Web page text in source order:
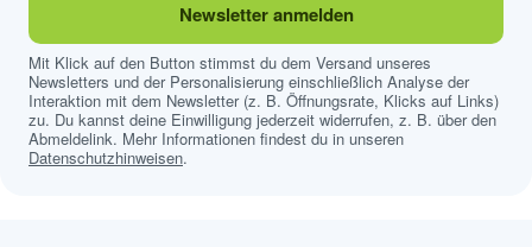
Newsletter anmelden
Mit Klick auf den Button stimmst du dem Versand unseres
Newsletters und der Personalisierung einschließlich Analyse der
Interaktion mit dem Newsletter (z. B. Öffnungsrate, Klicks auf Links)
zu. Du kannst deine Einwilligung jederzeit widerrufen, z. B. über den
Abmeldelink. Mehr Informationen findest du in unseren
Datenschutzhinweisen.